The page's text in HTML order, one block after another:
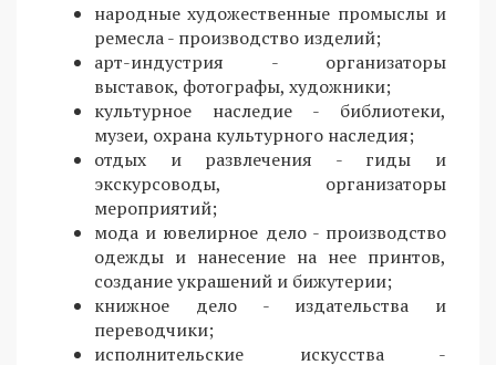
народные художественные промыслы и
ремесла - производство изделий;
арт-индустрия - организаторы
выставок, фотографы, художники;
культурное наследие - библиотеки,
музеи, охрана культурного наследия;
отдых и развлечения - гиды и
экскурсоводы, организаторы
мероприятий;
мода и ювелирное дело - производство
одежды и нанесение на нее принтов,
создание украшений и бижутерии;
книжное дело - издательства и
переводчики;
исполнительские искусства -